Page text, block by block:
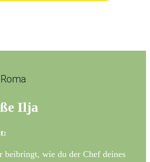
Ilja
beibringt, wie du der Chef deines